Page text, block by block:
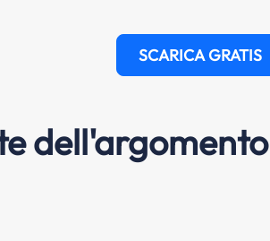
SCARICA GRATIS
dell'argomento